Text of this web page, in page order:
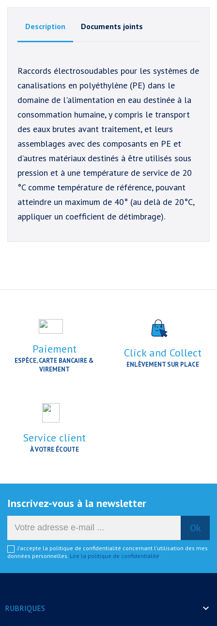
Description Documents joints
Raccords électrosoudables pour les systèmes de
canalisations en polyéthylène (PE) dans le
domaine de l'alimentation en eau destinée à la
consommation humaine, y compris le transport
des eaux brutes avant traitement, et leurs
assemblages avec des composants en PE et
d’autres matériaux destinés à être utilisés sous
pression et à une température de service de 20
°C comme température de référence, pouvant
atteindre un maximum de 40° (au delà de 20°C,
appliquer un coefficient de détimbrage).
Paiement
ESPÈCE, CARTE BANCAIRE &
VIREMENT
Click and Collect
ENLÈVEMENT SUR PLACE
Service client
À VOTRE ÉCOUTE
Inscrivez-vous à la newsletter
J'accepte la politique de confidentialité concernant l'utilisation des mes
données personnelles. Lire la politique de confidentialité
RUBRIQUES 